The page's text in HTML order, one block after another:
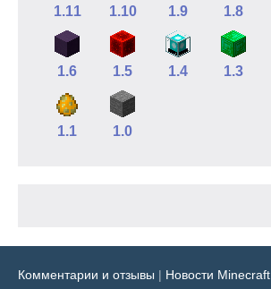
1.11 1.10 1.9 1.8
1.6 1.5 1.4 1.3
1.1 1.0
Комментарии и отзывы | Новости Minecraft